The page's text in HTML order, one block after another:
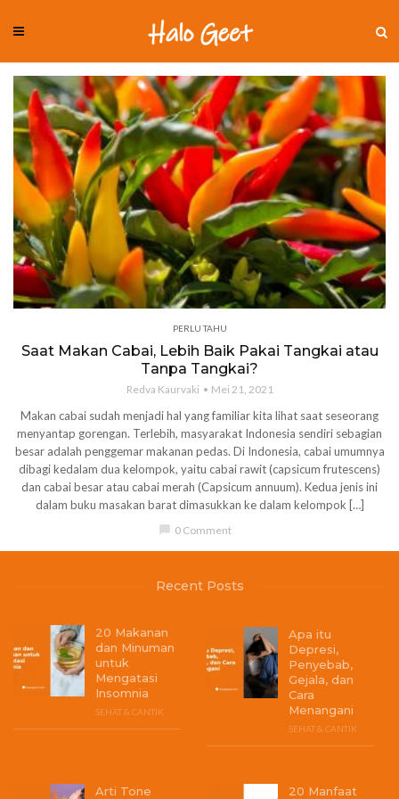
PERLU TAHU
Saat Makan Cabai, Lebih Baik Pakai Tangkai atau
Tanpa Tangkai?
Redva Kaurvaki Mei 21, 2021
Makan cabai sudah menjadi hal yang familiar kita lihat saat seseorang
menyantap gorengan. Terlebih, masyarakat Indonesia sendiri sebagian
besar adalah penggemar makanan pedas. Di Indonesia, cabai umumnya
dibagi kedalam dua kelompok, yaitu cabai rawit (capsicum frutescens)
dan cabai besar atau cabai merah (Capsicum annuum). Kedua jenis ini
dalam buku masakan barat dimasukkan ke dalam kelompok […]
chat_bubble 0 Comment
Recent Posts
20 Makanan
dan Minuman
untuk
Mengatasi
Insomnia
SEHAT & CANTIK
Apa itu
Depresi,
Penyebab,
Gejala, dan
Cara
Menangani
SEHAT & CANTIK
Arti Tone 20 Manfaat